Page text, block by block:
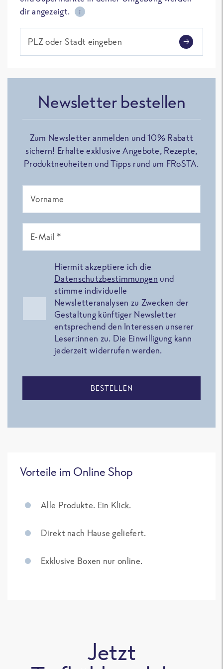
dir angezeigt.
i
PLZ oder Stadt eingeben
Newsletter bestellen
Zum Newsletter anmelden und 10% Rabatt
sichern! Erhalte exklusive Angebote, Rezepte,
Produktneuheiten und Tipps rund um FRoSTA.
Vorname
E-Mail *
Hiermit akzeptiere ich die
Datenschutzbestimmungen und
stimme individuelle
Newsletteranalysen zu Zwecken der
Gestaltung künftiger Newsletter
entsprechend den Interessen unserer
Leser:innen zu. Die Einwilligung kann
jederzeit widerrufen werden.
BESTELLEN
Vorteile im Online Shop
Alle Produkte. Ein Klick.
Direkt nach Hause geliefert.
Exklusive Boxen nur online.
Jetzt